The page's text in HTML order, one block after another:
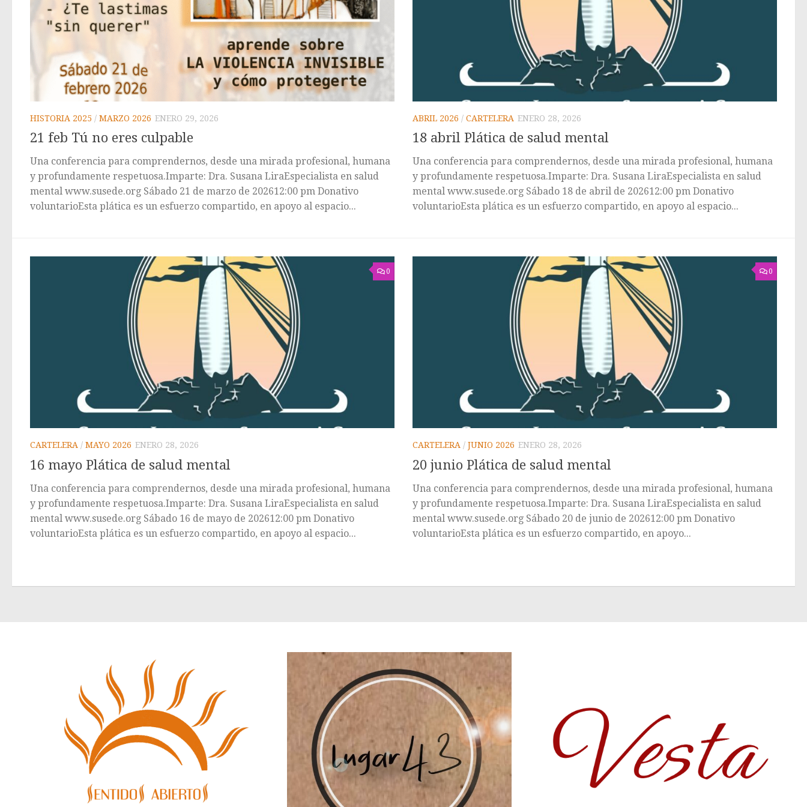
HISTORIA 2025 / MARZO 2026 ENERO 29, 2026
21 feb Tú no eres culpable
Una conferencia para comprendernos, desde una mirada profesional, humana
y profundamente respetuosa.Imparte: Dra. Susana LiraEspecialista en salud
mental www.susede.org Sábado 21 de marzo de 202612:00 pm Donativo
voluntarioEsta plática es un esfuerzo compartido, en apoyo al espacio...
ABRIL 2026 / CARTELERA ENERO 28, 2026
18 abril Plática de salud mental
Una conferencia para comprendernos, desde una mirada profesional, humana
y profundamente respetuosa.Imparte: Dra. Susana LiraEspecialista en salud
mental www.susede.org Sábado 18 de abril de 202612:00 pm Donativo
voluntarioEsta plática es un esfuerzo compartido, en apoyo al espacio...
0
CARTELERA / MAYO 2026 ENERO 28, 2026
16 mayo Plática de salud mental
Una conferencia para comprendernos, desde una mirada profesional, humana
y profundamente respetuosa.Imparte: Dra. Susana LiraEspecialista en salud
mental www.susede.org Sábado 16 de mayo de 202612:00 pm Donativo
voluntarioEsta plática es un esfuerzo compartido, en apoyo al espacio...
0
CARTELERA / JUNIO 2026 ENERO 28, 2026
20 junio Plática de salud mental
Una conferencia para comprendernos, desde una mirada profesional, humana
y profundamente respetuosa.Imparte: Dra. Susana LiraEspecialista en salud
mental www.susede.org Sábado 20 de junio de 202612:00 pm Donativo
voluntarioEsta plática es un esfuerzo compartido, en apoyo...